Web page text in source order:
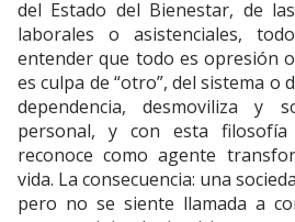
del Estado del Bienestar, de
laborales o asistenciales,
entender que todo es opresión
es culpa de “otro”, del sistema o
dependencia, desmoviliza y
personal, y con esta
reconoce como agente
vida. La consecuencia: una
pero no se siente llamada a